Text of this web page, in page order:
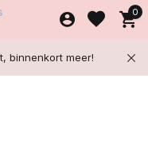
0
binnenkort meer!